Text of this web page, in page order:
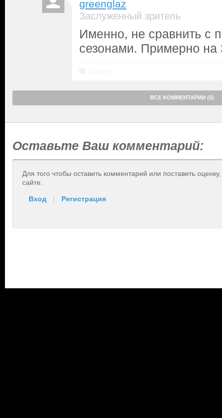
greenglaz
Заслуженный зритель
Именно, не сравнить с
сезонами. Примерно на
ВСЕ КОММЕНТАРИИ (5)
Оставьте Ваш комментарий:
Для того чтобы оставить комментарий или поставить
сайте.
Вход | Регистрация